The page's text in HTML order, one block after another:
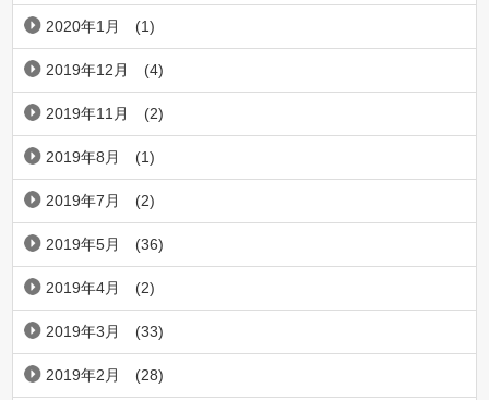
2020年1月 (1)
2019年12月 (4)
2019年11月 (2)
2019年8月 (1)
2019年7月 (2)
2019年5月 (36)
2019年4月 (2)
2019年3月 (33)
2019年2月 (28)